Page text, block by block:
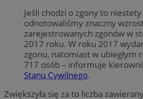
Jeśli chodzi o zgony to
odnotowaliśmy znaczny
zarejestrowanych zgonów w
2017 roku. W roku 2017
zgonu, natomiast w ubiegłym
717 osób – informuje
Stanu Cywilnego.
Zwiększyła się za to liczba